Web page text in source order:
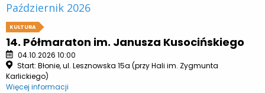
Październik 2026
KULTURA
14. Półmaraton im. Janusza Kusocińskiego
04.10.2026 10:00
Start: Błonie, ul. Lesznowska 15a (przy Hali im. Zygmunta
Karlickiego)
Więcej informacji